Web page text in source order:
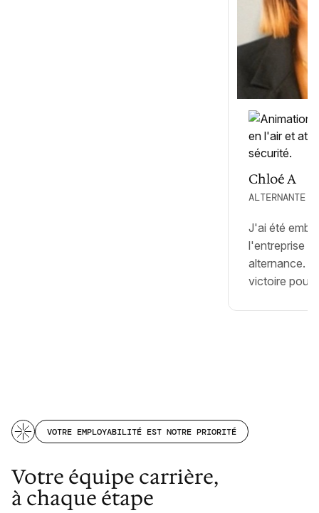
Chloé A
ALTERNANTE
J'ai été
l'entreprise
alternance.
victoire pour
VOTRE EMPLOYABILITÉ EST NOTRE PRIORITÉ
Votre équipe carrière,
à chaque étape